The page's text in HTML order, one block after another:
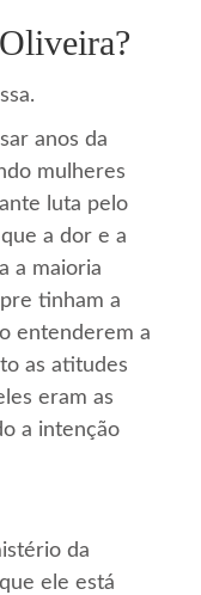
anos da
mulheres
luta pelo
a dor e a
a maioria
tinham a
entenderem a
as atitudes
eram as
a intenção
da
ele está